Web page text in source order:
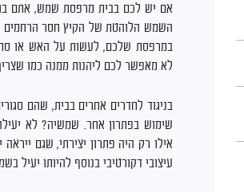
אם יש לכם בבית מרפסת שמש, אתם
השמש הלוהטת של הקיץ חסר הרחמים
במרפסת שלכם, לעשות על האש או
לא מאפשר לכם ליהנות ממנה כמו
בניגוד לחדרים אחרים בבית, שהם
שימוש בפתרון אחר. שמשיה? לא
אילו רק היה פתרון יצירתי, שגם
עיצובי דקורטיבי בנוסף להיותו